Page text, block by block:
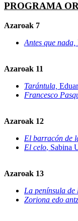
PROGRAMA
Azaroak 7
Antes que nada,
Azaroak 11
Tarántula,
Francesco
Azaroak 12
El barracón de
El celo, Sabina
Azaroak 13
La península de
Zoriona edo